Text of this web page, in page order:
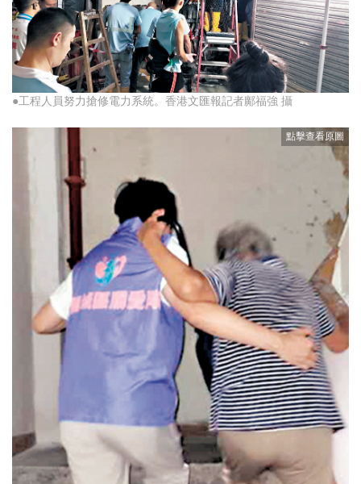
●工程人員努力搶修電力系統。香港文匯報記者鄺福強 攝